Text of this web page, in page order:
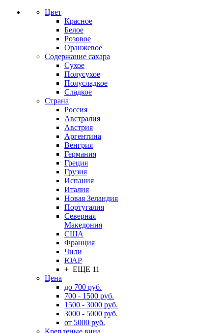
Цвет
Красное
Белое
Розовое
Оранжевое
Содержание сахара
Сухое
Полусухое
Полусладкое
Сладкое
Страна
Россия
Австралия
Австрия
Аргентина
Венгрия
Германия
Греция
Грузия
Испания
Италия
Новая Зеландия
Португалия
Северная
Македония
США
Франция
Чили
ЮАР
+ ЕЩЕ 11
Цена
до 700 руб.
700 - 1500 руб.
1500 - 3000 руб.
3000 - 5000 руб.
от 5000 руб.
Крепленые вина